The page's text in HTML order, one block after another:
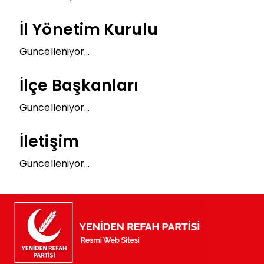
İl Yönetim Kurulu
Güncelleniyor...
İlçe Başkanları
Güncelleniyor...
İletişim
Güncelleniyor...